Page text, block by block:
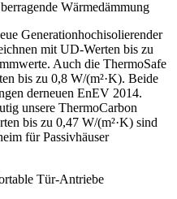
Wärmedämmung
Generationhochisolierender
mit UD-Werten bis zu
Auch die ThermoSafe
bis zu 0,8 W/(m²·K). Beide
derneuen EnEV 2014.
unsere ThermoCarbon
bis zu 0,47 W/(m²·K) sind
für Passivhäuser
Tür-Antriebe